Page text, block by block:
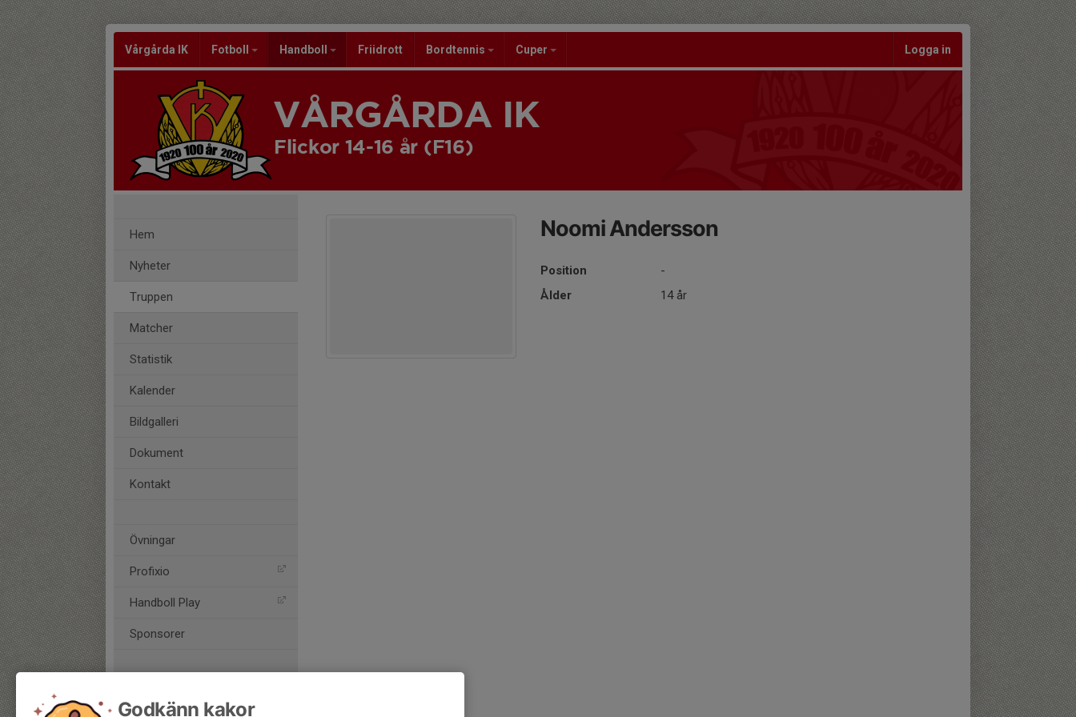
Vårgårda IK Fotboll Handboll Friidrott Bordtennis Cuper Logga in
VÅRGÅRDA IK
Flickor 14-16 år (F16)
Hem
Nyheter
Truppen
Matcher
Statistik
Kalender
Bildgalleri
Dokument
Kontakt
Övningar
Profixio
Handboll Play
Sponsorer
Noomi Andersson
Position
-
Ålder
14 år
Godkänn kakor